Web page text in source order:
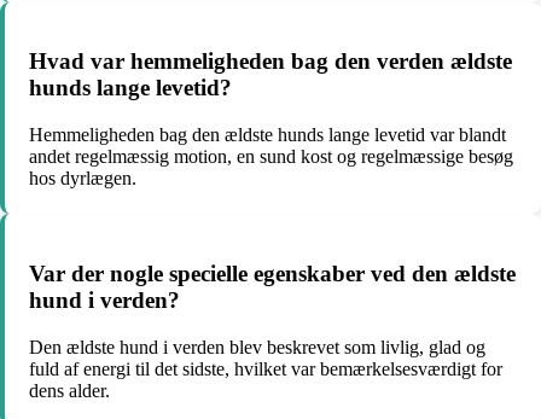
Hvad var hemmeligheden bag den verden ældste
hunds lange levetid?
Hemmeligheden bag den ældste hunds lange levetid var blandt
andet regelmæssig motion, en sund kost og regelmæssige besøg
hos dyrlægen.
Var der nogle specielle egenskaber ved den ældste
hund i verden?
Den ældste hund i verden blev beskrevet som livlig, glad og
fuld af energi til det sidste, hvilket var bemærkelsesværdigt for
dens alder.